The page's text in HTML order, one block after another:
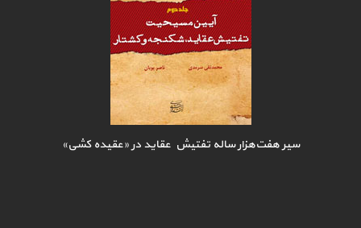
سیر هفت‌هزار ساله تفتیش عقاید در «عقیده کشی»